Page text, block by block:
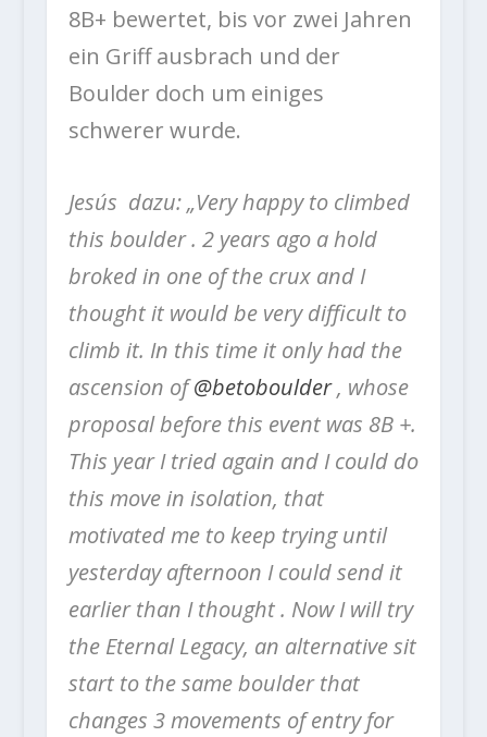
8B+ bewertet, bis vor zwei Jahren
ein Griff ausbrach und der
Boulder doch um einiges
schwerer wurde.
Jesús dazu: „Very happy to climbed
this boulder . 2 years ago a hold
broked in one of the crux and I
thought it would be very difficult to
climb it. In this time it only had the
ascension of@betoboulder, whose
proposal before this event was 8B +.
This year I tried again and I could do
this move in isolation, that
motivated me to keep trying until
yesterday afternoon I could send it
earlier than I thought . Now I will try
the Eternal Legacy, an alternative sit
start to the same boulder that
changes 3 movements of entry for